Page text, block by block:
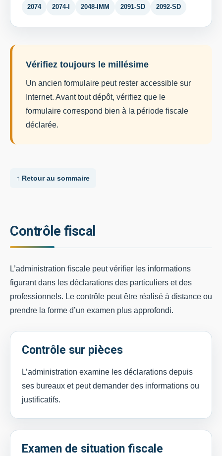
2074 2074-I 2048-IMM 2091-SD 2092-SD
Vérifiez toujours le millésime
Un ancien formulaire peut rester accessible sur
Internet. Avant tout dépôt, vérifiez que le
formulaire correspond bien à la période fiscale
déclarée.
↑ Retour au sommaire
Contrôle fiscal
L’administration fiscale peut vérifier les informations
figurant dans les déclarations des particuliers et des
professionnels. Le contrôle peut être réalisé à distance ou
prendre la forme d’un examen plus approfondi.
Contrôle sur pièces
L’administration examine les déclarations depuis
ses bureaux et peut demander des informations ou
justificatifs.
Examen de situation fiscale